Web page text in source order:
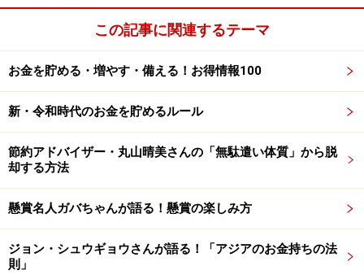
に、国民健康保険料の負担が重く感じます。（病院）窓
口での自己負担も年齢とともに増えるため、健康の維持
「午前は買い出し、午後はシルバーサロン
でおしゃべりが日課」
一方で、年金生活になって「ブランド品の購入」をやめ
が、年齢とともに周りも落ち着き、義理の付き合いが減
ったため、交際費にお金がかからなくなりました」と
も。
この記事に関連するテーマ
お金を貯める・増やす・備える！お得情報100
新・令和時代のお金を貯めるルール
節約アドバイザー・丸山晴美さんの「無駄遣い体質」から脱
却する方法
懸賞名人ガバちゃんが語る！懸賞の楽しみ方
ジョン・シュウギョウさんが語る！「アジアのお金持ちの法
則」